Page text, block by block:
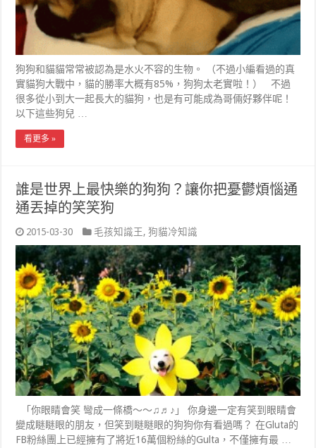
狗狗和貓貓常常被認為是水火不容的生物。 （不過小編看過的真
實貓狗大戰中，貓的勝率大概有85%，狗狗太老實啦！） 不過
很多從小到大一起長大的貓狗，也是有可能成為哥倆好夥伴呢！
以下這些狗兒 …
看更多 »
誰是世界上最快樂的狗狗？讓你把憂鬱煩惱通
通丟掉的笑笑狗
2015-03-30 毛孩知識王,狗貓冷知識
「你眼睛會笑 彎成一條橋～～♫♬♪」 你身邊一定有笑到眼睛會
變成瞇瞇眼的朋友，但笑到瞇瞇眼的狗狗你有看過嗎？ 在Gluta的
FB粉絲團上已經擁有了將近16萬個粉絲的Gulta，不僅擁有最 …